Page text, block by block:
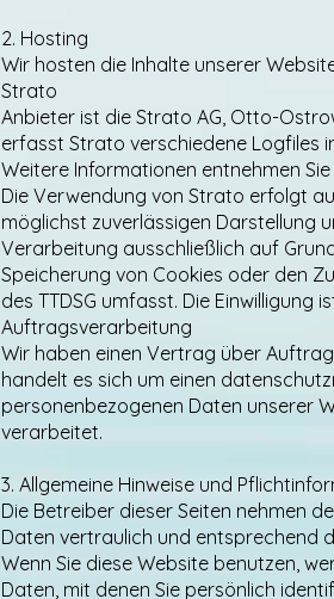
2. Hosting
Wir hosten die Inhalte unserer
Strato
Anbieter ist die Strato AG, Otto-
erfasst Strato verschiedene Logfiles
Weitere Informationen entnehmen
Die Verwendung von Strato erfolgt
möglichst zuverlässigen Darstellung
Verarbeitung ausschließlich auf
Speicherung von Cookies oder den
des TTDSG umfasst. Die Einwilligung
Auftragsverarbeitung
Wir haben einen Vertrag über
handelt es sich um einen
personenbezogenen Daten unserer
verarbeitet.
3. Allgemeine Hinweise und
Die Betreiber dieser Seiten nehmen
Daten vertraulich und entsprechend
Wenn Sie diese Website benutzen,
Daten, mit denen Sie persönlich